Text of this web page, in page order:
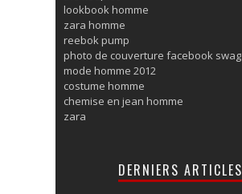
lookbook homme
zara homme
reebok pump
photo de couverture facebook swag
mode homme 2012
costume homme
chemise en jean homme
zara
DERNIERS ARTICLES